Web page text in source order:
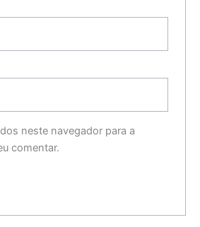
neste navegador para a
comentar.